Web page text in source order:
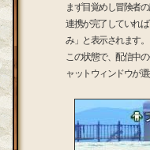
まず目覚めし冒険者
連携が完了していれ
み」と表示されます。
この状態で、配信中
ャットウィンドウが